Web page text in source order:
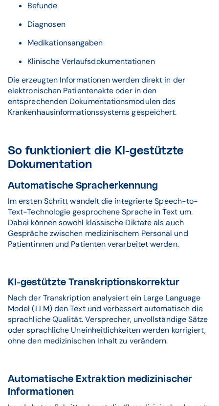
Befunde
Diagnosen
Medikationsangaben
Klinische Verlaufsdokumentationen
Die erzeugten Informationen werden direkt in der
elektronischen Patientenakte oder in den
entsprechenden Dokumentationsmodulen des
Krankenhausinformationssystems gespeichert.
So funktioniert die KI-gestützte
Dokumentation
Automatische Spracherkennung
Im ersten Schritt wandelt die integrierte Speech-to-
Text-Technologie gesprochene Sprache in Text um.
Dabei können sowohl klassische Diktate als auch
Gespräche zwischen medizinischem Personal und
Patientinnen und Patienten verarbeitet werden.
KI-gestützte Transkriptionskorrektur
Nach der Transkription analysiert ein Large Language
Model (LLM) den Text und verbessert automatisch die
sprachliche Qualität. Versprecher, unvollständige Sätze
oder sprachliche Uneinheitlichkeiten werden korrigiert,
ohne den medizinischen Inhalt zu verändern.
Automatische Extraktion medizinischer
Informationen